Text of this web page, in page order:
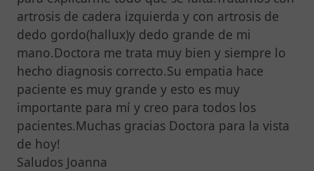
artrosis de cadera izquierda y con artrosis de
dedo gordo(hallux)y dedo grande de mi
mano.Doctora me trata muy bien y siempre lo
hecho diagnosis correcto.Su empatia hace
paciente es muy grande y esto es muy
importante para mí y creo para todos los
pacientes.Muchas gracias Doctora para la vista
de hoy!
Saludos Joanna